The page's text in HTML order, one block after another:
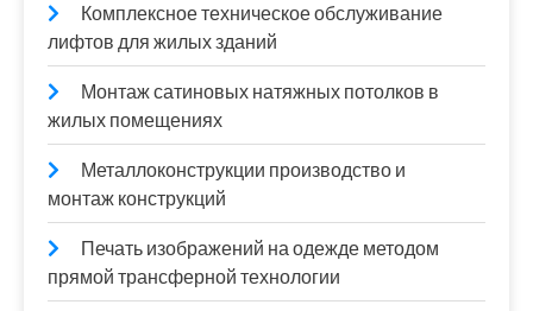
Комплексное техническое обслуживание
лифтов для жилых зданий
Монтаж сатиновых натяжных потолков в
жилых помещениях
Металлоконструкции производство и
монтаж конструкций
Печать изображений на одежде методом
прямой трансферной технологии